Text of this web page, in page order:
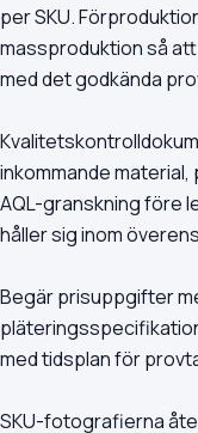
per SKU.
massproduktion så
med det godkända
inkommande
AQL-granskning före
håller sig inom
Begär prisuppgifter
med tidsplan för
SKU-fotografierna